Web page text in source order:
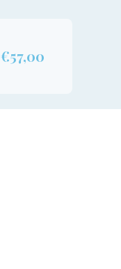
€57,00